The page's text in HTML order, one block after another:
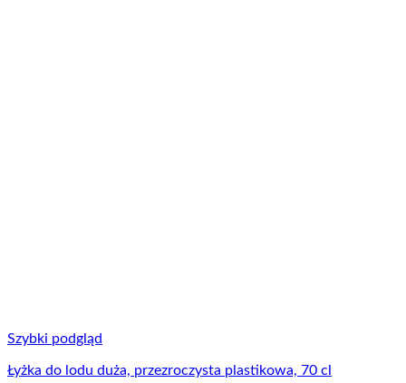
Szybki podgląd
Łyżka do lodu duża, przezroczysta plastikowa, 70 cl